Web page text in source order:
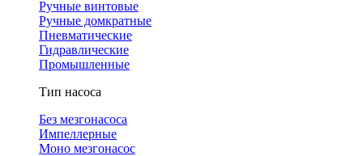
Ручные винтовые
Ручные домкратные
Пневматические
Гидравлические
Промышленные
Тип насоса
Без мезгонасоса
Импеллерные
Моно мезгонасос